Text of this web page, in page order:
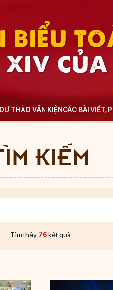
XIV
THẢO VĂN KIỆNCÁC BÀI VIẾT,
KIẾM
Tìm thấy 76kết quả